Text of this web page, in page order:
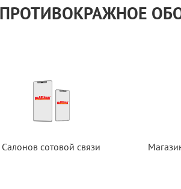
Салонов сотовой связи